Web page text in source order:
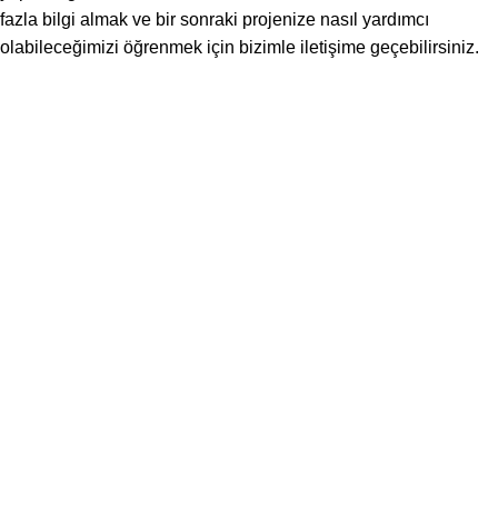
fazla bilgi almak ve bir sonraki projenize nasıl yardımcı
olabileceğimizi öğrenmek için bizimle iletişime geçebilirsiniz.